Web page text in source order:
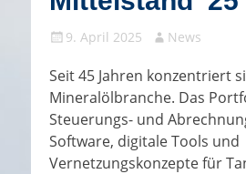
Gepostet
9. April 2025 AutorNews
Seit 45 Jahren konzentriert
Mineralölbranche. Das
Steuerungs- und
Software, digitale Tools und
Vernetzungskonzepte für